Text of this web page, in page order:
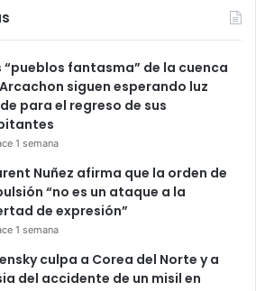
“pueblos fantasma” de la cuenca
siguen esperando luz
para el regreso de sus
1 semana
Nuñez afirma que la orden de
“no es un ataque a la
de expresión”
1 semana
culpa a Corea del Norte y a
del accidente de un misil en